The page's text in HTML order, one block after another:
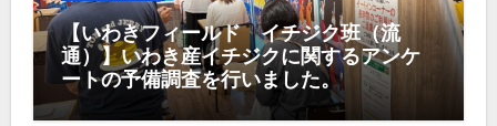
【いわきフィールド イチジク班（流
通）】いわき産イチジクに関するアンケ
ートの予備調査を行いました。